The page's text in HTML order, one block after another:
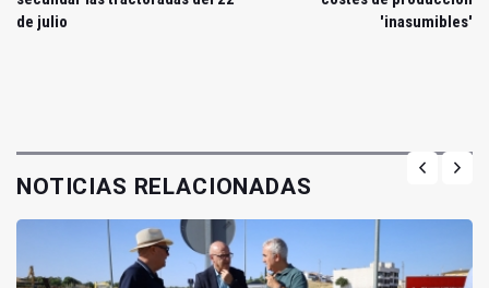
de julio
'inasumibles'
NOTICIAS RELACIONADAS